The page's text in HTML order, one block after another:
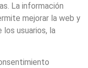
La información
mejorar la web y
usuarios, la